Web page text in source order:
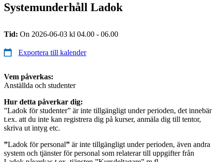
Systemunderhåll Ladok
Tid: On 2026-06-03 kl 04.00 - 06.00
Exportera till kalender
Vem påverkas:
Anställda och studenter
Hur detta påverkar dig:
”Ladok för studenter” är inte tillgängligt under perioden, det innebär
t.ex. att du inte kan registrera dig på kurser, anmäla dig till tentor,
skriva ut intyg etc.
”Ladok för personal” är inte tillgängligt under perioden, även andra
system och tjänster för personal som relaterar till uppgifter från